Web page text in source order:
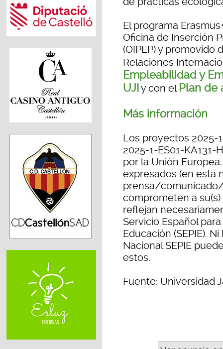
El programa
Oficina de Inserción
(OIPEP) y
Relaciones
Empleabilidad y
UJI y con el Plan de
Más información
Los proyectos 2025-
2025-1-ES01-
por la Unión
expresados (en esta
prensa/
comprometen a su(s)
reflejan
Servicio Español
Educación (SEPIE).
Nacional SEPIE
estos.
Fuente: Universidad